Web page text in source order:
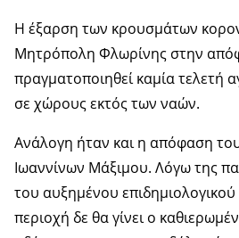
Η έξαρση των κρουσμάτων
Μητρόπολη Φλωρίνης στην
πραγματοποιηθεί καμία τελετή
σε χώρους εκτός των ναών.
Ανάλογη ήταν και η απόφαση
Ιωαννίνων Μάξιμου. Λόγω της
του αυξημένου
περιοχή δε θα γίνει ο